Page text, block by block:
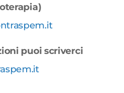
puoi scriverci